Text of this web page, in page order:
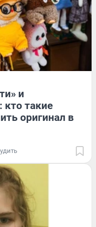
и
кто такие
оригинал в